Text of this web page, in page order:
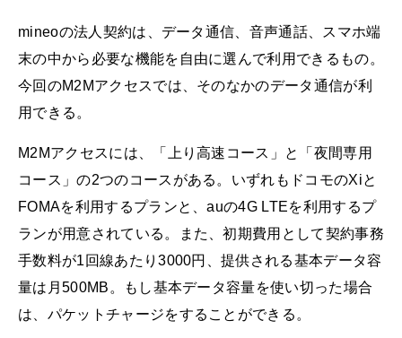
mineoの法人契約は、データ通信、音声通話、スマホ端
末の中から必要な機能を自由に選んで利用できるもの。
今回のM2Mアクセスでは、そのなかのデータ通信が利
用できる。
M2Mアクセスには、「上り高速コース」と「夜間専用
コース」の2つのコースがある。いずれもドコモのXiと
FOMAを利用するプランと、auの4G LTEを利用するプ
ランが用意されている。また、初期費用として契約事務
手数料が1回線あたり3000円、提供される基本データ容
量は月500MB。もし基本データ容量を使い切った場合
は、パケットチャージをすることができる。